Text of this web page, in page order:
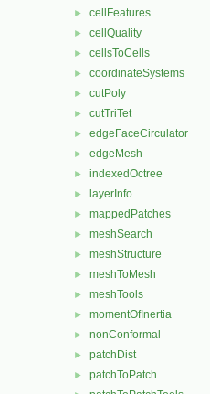
► cellFeatures
► cellQuality
► cellsToCells
► coordinateSystems
► cutPoly
► cutTriTet
► edgeFaceCirculator
► edgeMesh
► indexedOctree
► layerInfo
► mappedPatches
► meshSearch
► meshStructure
► meshToMesh
► meshTools
► momentOfInertia
► nonConformal
► patchDist
► patchToPatch